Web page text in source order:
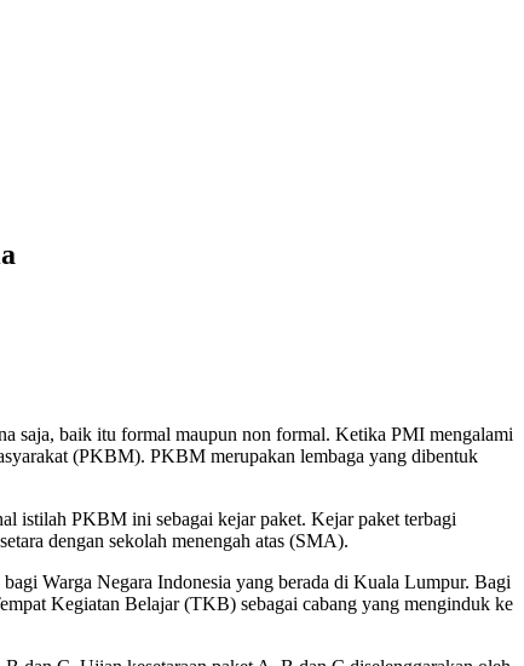
saja, baik itu formal maupun non formal. Ketika PMI mengalami
(PKBM). PKBM merupakan lembaga yang dibentuk
istilah PKBM ini sebagai kejar paket. Kejar paket terbagi
dengan sekolah menengah atas (SMA).
Warga Negara Indonesia yang berada di Kuala Lumpur. Bagi
Kegiatan Belajar (TKB) sebagai cabang yang menginduk ke